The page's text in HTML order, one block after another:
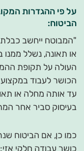
על פי ההגדרות
הביטוח:
"המבוטח ייחשב
העולה על תקופת
הכושר לעבוד
עד אותה מחלה או
בעיסוק סביר אחר
כמו כן, אם הביטוח
כושר עבודה חלקי אזי: